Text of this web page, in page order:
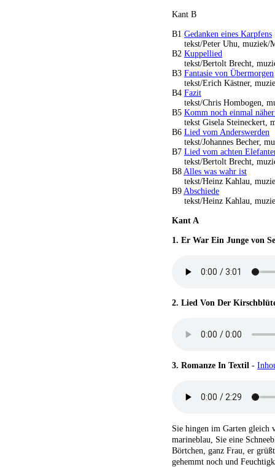
Kant B
B1 Gedanken eines Karpfens
tekst/Peter Uhu, muziek/
B2 Kuppellied
tekst/Bertolt Brecht,
B3 Fantasie von Übermorgen
tekst/Erich Kästner,
B4 Fazit
tekst/Chris Hombogen,
B5 Komm noch einmal
tekst Gisela Steineckert,
B6 Lied vom Anderswerden
tekst/Johannes Becher,
B7 Lied vom achten
tekst/Bertolt Brecht,
B8 Alles was wahr ist
tekst/Heinz Kahlau,
B9 Abschiede
tekst/Heinz Kahlau,
Kant A
1. Er War Ein Junge von
2. Lied Von Der
3. Romanze In Textil -
Sie hingen im Garten gleich
marineblau, Sie eine
Börtchen, ganz Frau, er
gehemmt noch und